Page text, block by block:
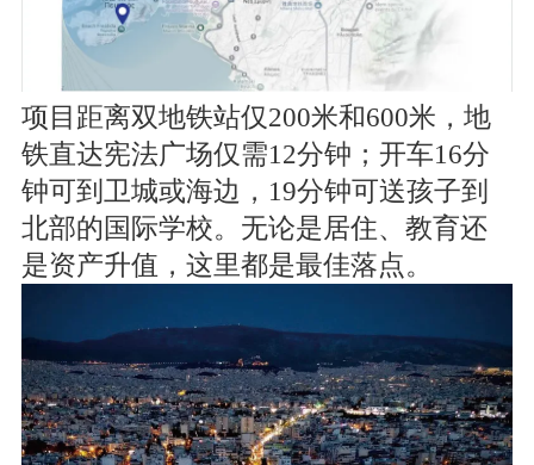
项目距离双地铁站仅200米和600米，地
铁直达宪法广场仅需12分钟；开车16分
钟可到卫城或海边，19分钟可送孩子到
北部的国际学校。无论是居住、教育还
是资产升值，这里都是最佳落点。